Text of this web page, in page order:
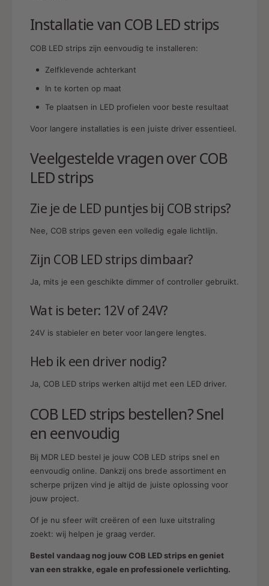
Installatie van COB LED strips
COB LED strips zijn eenvoudig te installeren:
Zelfklevende achterkant
In te korten op maat
Te plaatsen in LED profielen voor beste resultaat
Voor langere installaties is een juiste driver essentieel.
Veelgestelde vragen over COB
LED strips
Zie je de LED puntjes bij COB strips?
Nee, COB strips geven een volledig egale lichtlijn.
Zijn COB LED strips dimbaar?
Ja, mits je een geschikte dimmer of controller gebruikt.
Wat is beter: 12V of 24V?
24V is stabieler en beter voor langere lengtes.
Heb ik een driver nodig?
Ja, COB LED strips werken altijd met een LED driver.
COB LED strips bestellen? Snel
en eenvoudig
Bij MDR LED bestel je jouw COB LED strips snel en
eenvoudig online. Dankzij ons brede assortiment en
scherpe prijzen vind je altijd de juiste oplossing voor
jouw project.
Of je nu sfeer wilt creëren of een luxe uitstraling
zoekt: wij helpen je graag verder.
Bestel vandaag nog jouw COB LED strips en geniet
van een strakke, egale en professionele verlichting.